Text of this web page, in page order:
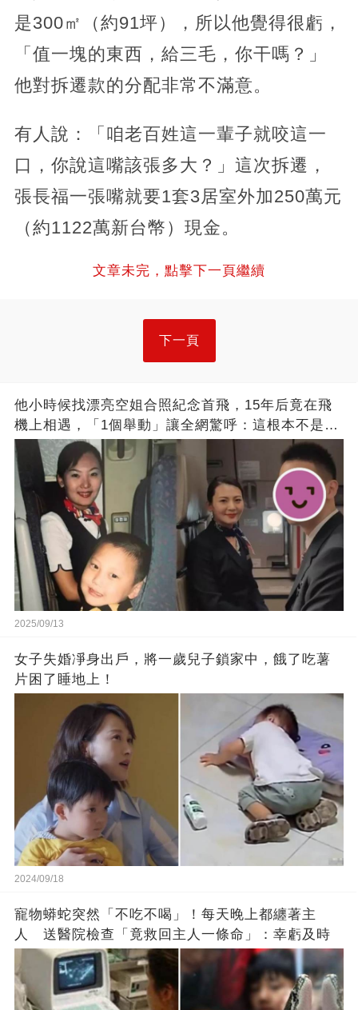
是300㎡（約91坪），所以他覺得很虧，
「值一塊的東西，給三毛，你干嗎？」
他對拆遷款的分配非常不滿意。
有人說：「咱老百姓這一輩子就咬這一
口，你說這嘴該張多大？」這次拆遷，
張長福一張嘴就要1套3居室外加250萬元
（約1122萬新台幣）現金。
文章未完，點擊下一頁繼續
下一頁
他小時候找漂亮空姐合照紀念首飛，15年后竟在飛
機上相遇，「1個舉動」讓全網驚呼：這根本不是巧
合！
2025/09/13
女子失婚凈身出戶，將一歲兒子鎖家中，餓了吃薯
片困了睡地上！
2024/09/18
寵物蟒蛇突然「不吃不喝」！每天晚上都纏著主
人 送醫院檢查「竟救回主人一條命」：幸虧及時